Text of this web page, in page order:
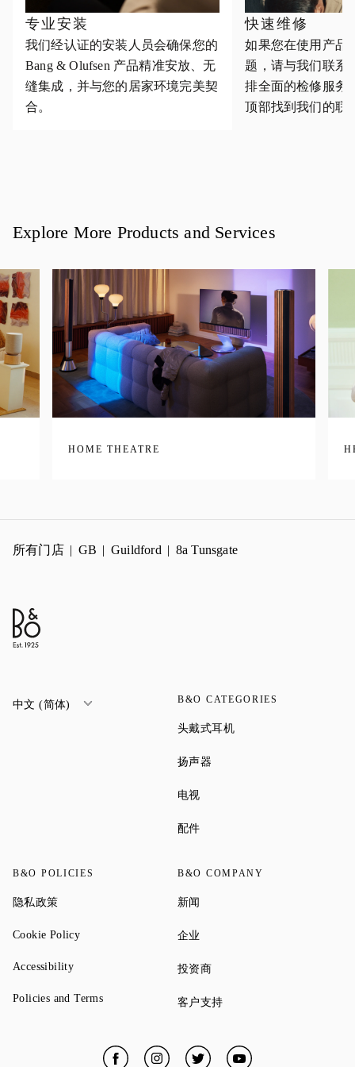
专业安装
我们经认证的安装人员会确保您的
Bang & Olufsen 产品精准安放、无
缝集成，并与您的居家环境完美契
合。
快速维修
如果您在使用产品
题，请与我们联系
排全面的检修服务
顶部找到我们的联
Explore More Products and Services
HOME THEATRE
所有门店 GB Guildford 8a Tunsgate
中文 (简体) B&O CATEGORIES
头戴式耳机
扬声器
电视
配件Link Opens in New Tab
B&O POLICIES
隐私政策Link Opens in New Tab
Cookie PolicyLink Opens in New Tab
AccessibilityLink Opens in New Tab
Policies and TermsLink Opens in New Tab
B&O COMPANY
新闻
企业
投资商Link Opens in New Tab
客户支持Link Opens in New Tab
FacebookLink Opens in New Tab
InstagramLink Opens in New Tab
TwitterLink Opens in New Tab
YouTubeLink Opens in New